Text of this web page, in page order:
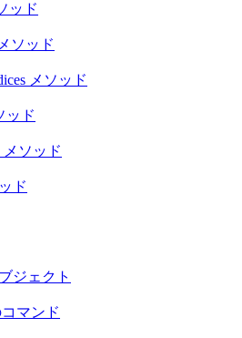
ッド
ソッド
メソッド
ッド
メソッド
ド
ジェクト
マンド